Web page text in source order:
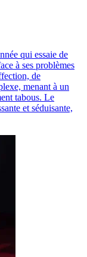
qui essaie de
à ses problèmes
de
menant à un
tabous. Le
et séduisante,